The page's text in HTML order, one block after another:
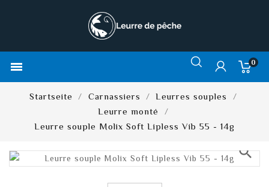
 0
Startseite Carnassiers
Leurres souples
Leurre monté
Leurre souple Molix Soft Lipless Vib 55 - 14g
search